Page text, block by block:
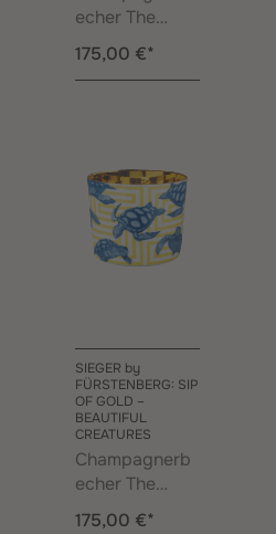
echer The
Kiwis
175,00 €*
SIEGER by
FÜRSTENBERG: SIP
OF GOLD –
BEAUTIFUL
CREATURES
Champagnerb
echer The
Turtels
175,00 €*